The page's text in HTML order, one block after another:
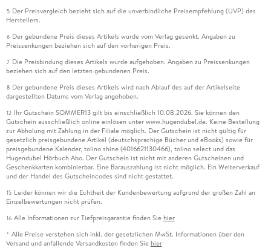
5 Der Preisvergleich bezieht sich auf die unverbindliche Preisempfehlung (UVP) des
Herstellers.
6 Der gebundene Preis dieses Artikels wurde vom Verlag gesenkt. Angaben zu
Preissenkungen beziehen sich auf den vorherigen Preis.
7 Die Preisbindung dieses Artikels wurde aufgehoben. Angaben zu Preissenkungen
beziehen sich auf den letzten gebundenen Preis.
8 Der gebundene Preis dieses Artikels wird nach Ablauf des auf der Artikelseite
dargestellten Datums vom Verlag angehoben.
12 Ihr Gutschein SOMMER13 gilt bis einschließlich 10.08.2026. Sie können den
Gutschein ausschließlich online einlösen unter www.hugendubel.de. Keine Bestellung
zur Abholung mit Zahlung in der Filiale möglich. Der Gutschein ist nicht gültig für
gesetzlich preisgebundene Artikel (deutschsprachige Bücher und eBooks) sowie für
preisgebundene Kalender, tolino shine (4016621130466), tolino select und das
Hugendubel Hörbuch Abo. Der Gutschein ist nicht mit anderen Gutscheinen und
Geschenkkarten kombinierbar. Eine Barauszahlung ist nicht möglich. Ein Weiterverkauf
und der Handel des Gutscheincodes sind nicht gestattet.
15 Leider können wir die Echtheit der Kundenbewertung aufgrund der großen Zahl an
Einzelbewertungen nicht prüfen.
16 Alle Informationen zur Tiefpreisgarantie finden Sie hier
* Alle Preise verstehen sich inkl. der gesetzlichen MwSt. Informationen über den
Versand und anfallende Versandkosten finden Sie hier